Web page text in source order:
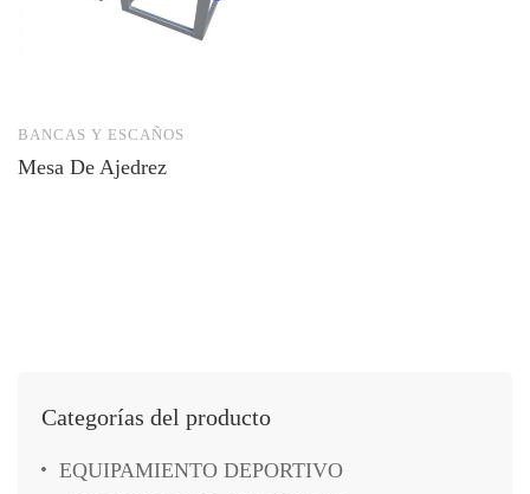
Categorías del producto
EQUIPAMIENTO DEPORTIVO
BANCAS Y ESCAÑOS
Mesa De Ajedrez